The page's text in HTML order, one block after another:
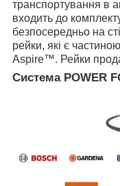
транспортування в
входить до
безпосередньо на
рейки, які є
Aspire™. Рейки
Система POWER